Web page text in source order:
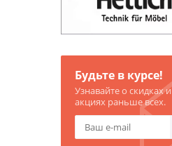
Будьте в курсе!
Узнавайте о скидках и
акциях раньше всех.